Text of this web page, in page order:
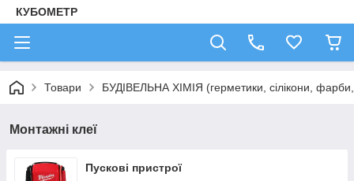
КУБОМЕТР
Товари БУДІВЕЛЬНА ХІМІЯ (герметики, сілікони, фарби,
Монтажні клеї
Пускові пристрої